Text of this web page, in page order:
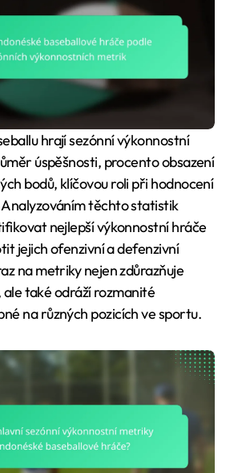
úspěšnosti, procento obsazení
bodů, klíčovou roli při hodnocení
těchto statistik
nejlepší výkonnostní hráče
jejich ofenzivní a defenzivní
na metriky nejen zdůrazňuje
také odráží rozmanité
na různých pozicích ve sportu.